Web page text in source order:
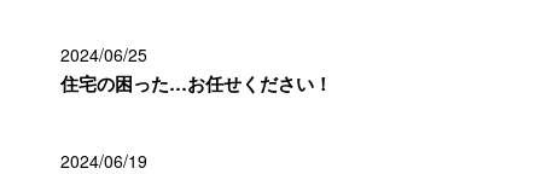
2024/06/25
住宅の困った…お任せください！
2024/06/19